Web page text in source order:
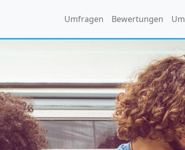
Umfragen Bewertungen